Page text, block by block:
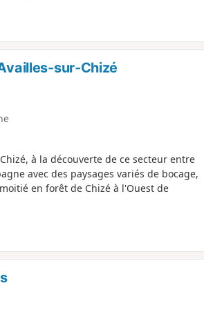
sur-Chizé
à la découverte de ce secteur entre
avec des paysages variés de bocage,
en forêt de Chizé à l'Ouest de